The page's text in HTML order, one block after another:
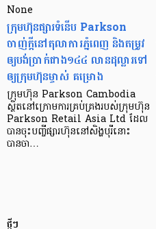
None
ក្រុមហ៊ុនផ្សារទំនើប Parkson
ចាញ់ក្ដីនៅតុលាការភ្នំពេញ និងតម្រូវ
ឲ្យបង់ប្រាក់ជាង១៤៤ លានដុល្លារទៅ
ឲ្យក្រុមហ៊ុនម្ចាស់ គម្រោង
ក្រុមហ៊ុន Parkson Cambodia
ស្ថិតនៅក្រោមការគ្រប់គ្រងរបស់ក្រុមហ៊ុន
Parkson Retail Asia Ltd ដែល
បានចុះបញ្ចីផ្សារហ៊ុននៅសិង្ហបុរីនោះ
បានចា…
ថ្មីៗ